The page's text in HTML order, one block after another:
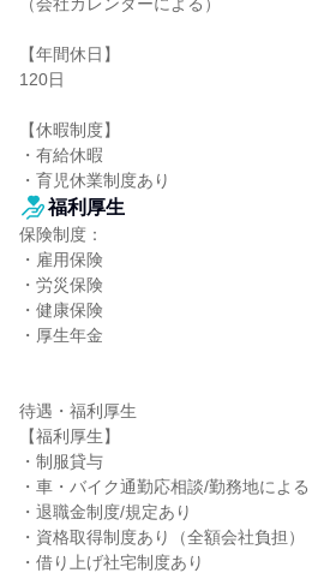
【年間休日】
120日
【休暇制度】
・有給休暇
・育児休業制度あり
福利厚生
保険制度：
・雇用保険
・労災保険
・健康保険
・厚生年金
待遇・福利厚生
【福利厚生】
・制服貸与
・車・バイク通勤応相談/勤務地による
・退職金制度/規定あり
・資格取得制度あり（全額会社負担）
・借り上げ社宅制度あり